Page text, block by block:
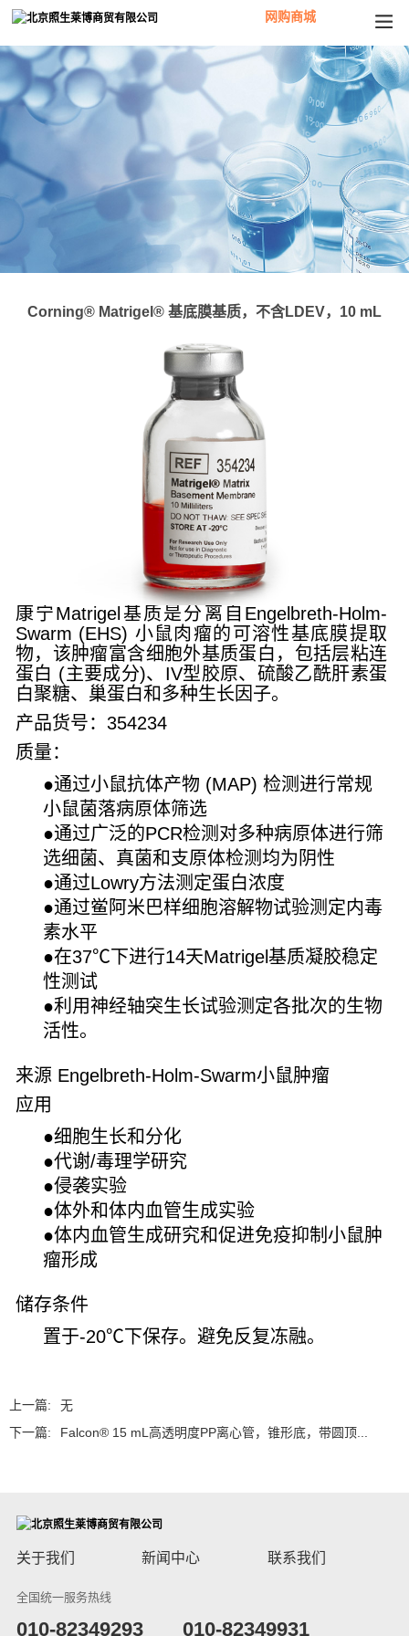
网购商城
Corning® Matrigel® 基底膜基质，不含LDEV，10 mL
康宁Matrigel基质是分离自Engelbreth-Holm-
Swarm (EHS) 小鼠肉瘤的可溶性基底膜提取
物，该肿瘤富含细胞外基质蛋白，包括层粘连
蛋白 (主要成分)、IV型胶原、硫酸乙酰肝素蛋
白聚糖、巢蛋白和多种生长因子。
产品货号：354234
质量：
●通过小鼠抗体产物 (MAP) 检测进行常规
小鼠菌落病原体筛选
●通过广泛的PCR检测对多种病原体进行筛
选细菌、真菌和支原体检测均为阴性
●通过Lowry方法测定蛋白浓度
●通过鲎阿米巴样细胞溶解物试验测定内毒
素水平
●在37℃下进行14天Matrigel基质凝胶稳定
性测试
●利用神经轴突生长试验测定各批次的生物
活性。
来源 Engelbreth-Holm-Swarm小鼠肿瘤
应用
●细胞生长和分化
●代谢/毒理学研究
●侵袭实验
●体外和体内血管生成实验
●体内血管生成研究和促进免疫抑制小鼠肿
瘤形成
储存条件
置于-20℃下保存。避免反复冻融。
上一篇:
无
下一篇:
Falcon® 15 mL高透明度PP离心管，锥形底，带圆顶...
关于我们 新闻中心 联系我们
全国统一服务热线
​010-82349293 010-82349931